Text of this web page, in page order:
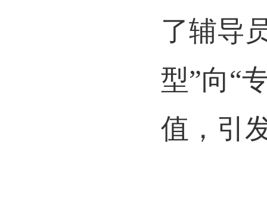
了辅导
型”向“
值，引